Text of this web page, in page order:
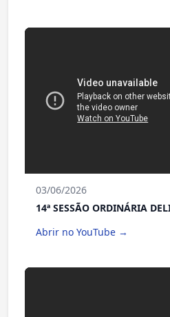
03/06/2026
14ª SESSÃO ORDINÁRIA
Abrir no YouTube →